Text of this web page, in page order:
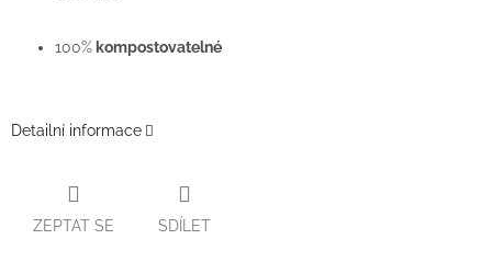
100% kompostovatelné
Detailní informace
ZEPTAT SE SDÍLET